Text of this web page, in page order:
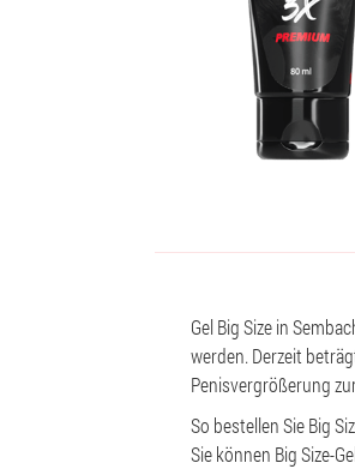
Gel Big Size in
werden. Derzeit
Penisvergrößerung
So bestellen Sie Big
Sie können Big Size-